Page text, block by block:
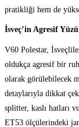
pratikliği hem de
İsveç’in Agresif Yüzü
V60 Polestar,
oldukça agresif bir
olarak görülebilecek
detaylarıyla dikkat
splitter, kaslı hatları
ET53 ölçülerindeki